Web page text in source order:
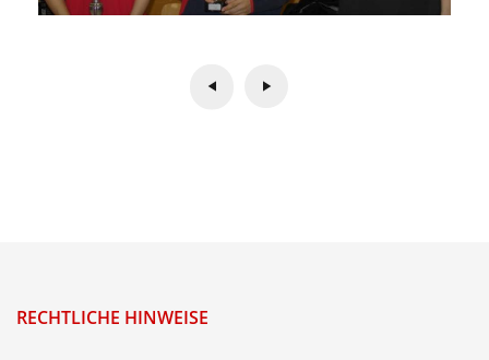
RECHTLICHE HINWEISE